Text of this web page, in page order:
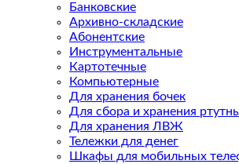
Банковские
Архивно-складские
Абонентские
Инструментальные
Картотечные
Компьютерные
Для хранения бочек
Для сбора и хранения
Для хранения ЛВЖ
Тележки для денег
Шкафы для мобильных